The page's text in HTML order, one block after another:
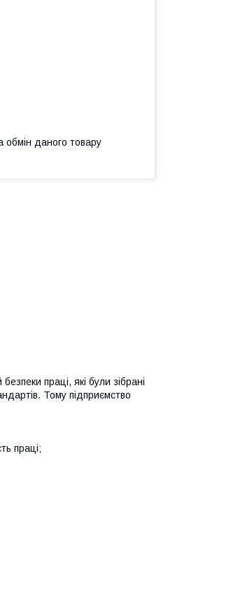
даного товару
праці, які були зібрані
Тому підприємство
праці;